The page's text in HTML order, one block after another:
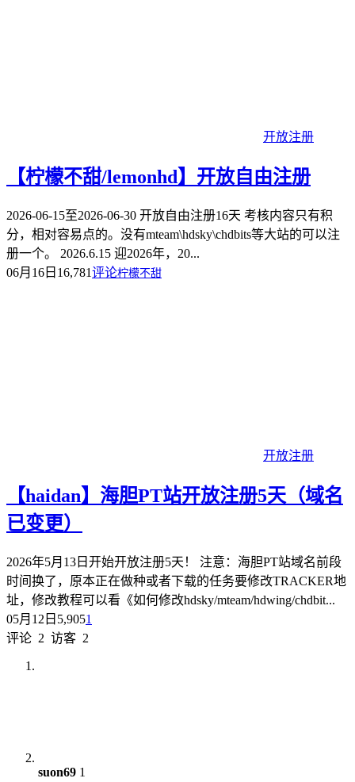
开放注册
【柠檬不甜/lemonhd】开放自由注册
2026-06-15至2026-06-30 开放自由注册16天 考核内容只有积
分，相对容易点的。没有mteam\hdsky\chdbits等大站的可以注
册一个。 2026.6.15 迎2026年，20...
06月16日 16,781评论柠檬不甜
开放注册
【haidan】海胆PT站开放注册5天（域名
已变更）
2026年5月13日开始开放注册5天！ 注意：海胆PT站域名前段
时间换了，原本正在做种或者下载的任务要修改TRACKER地
址，修改教程可以看《如何修改hdsky/mteam/hdwing/chdbit...
05月12日 5,9051
评论 2 访客 2
suon69 1